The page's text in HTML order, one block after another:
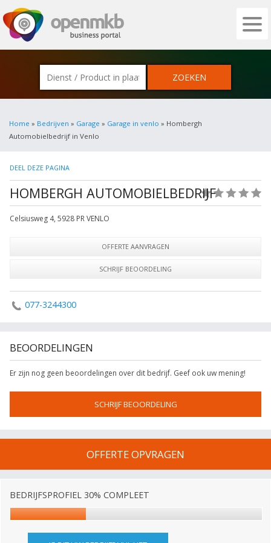
OPENMKB - DE ZAKELIJKE PORTAL
Home » Bedrijven » Garage » Garage in venlo » Hombergh
Automobielbedrijf in Venlo
DEEL DEZE PAGINA
HOMBERGH AUTOMOBIELBEDRIJF
Celsiusweg 4, 5928 PRVENLO
OFFERTE AANVRAGEN
SCHRIJF BEOORDELING
077-3244300
BEOORDELINGEN
Er zijn nog geen beoordelingen over dit bedrijf. Geef ook uw mening!
SCHRIJF BEOORDELING
OFFERTE OPVRAGEN
BEDRIJFSPROFIEL 30% COMPLEET